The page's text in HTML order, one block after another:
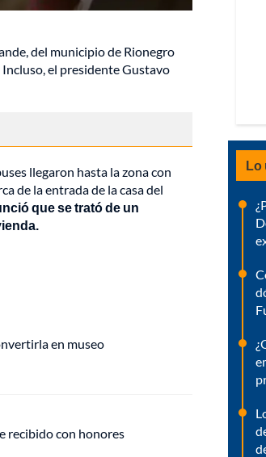
del municipio de Rionegro
Incluso, el presidente Gustavo
llegaron hasta la zona con
de la entrada de la casa del
que se trató de un
en museo
recibido con honores
Lo